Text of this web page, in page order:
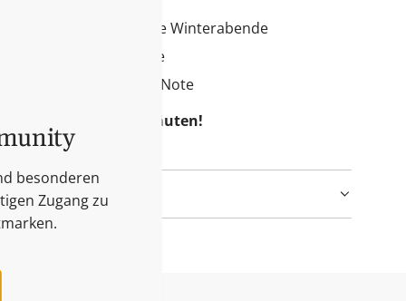
Kekse und gemütliche Winterabende
– ideal für die Feiertage
einladende, festliche Note
Jahreszeit stilvoll einläuten!
besonderen
Zugang zu